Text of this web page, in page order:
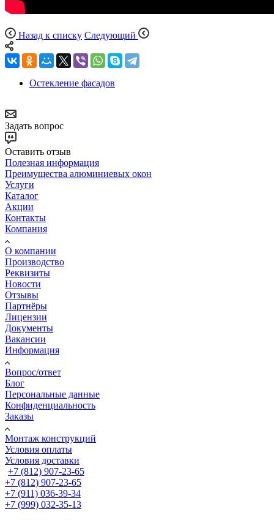
Назад к списку Следующий
Остекление фасадов
Задать вопрос
Оставить отзыв
Полезная информация
Преимущества алюминиевых окон
Услуги
Каталог
Акции
Контакты
Компания
О компании
Производство
Реквизиты
Новости
Отзывы
Партнёры
Лицензии
Документы
Вакансии
Информация
Вопрос/ответ
Блог
Персональные данные
Конфиденциальность
Заказы
Монтаж конструкций
Условия оплаты
Условия доставки
+7 (812) 907-23-65
+7 (812) 907-23-65
+7 (911) 036-39-34
+7 (999) 032-35-13